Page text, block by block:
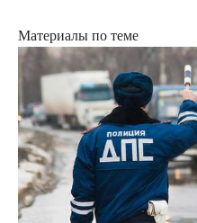
Материалы по теме